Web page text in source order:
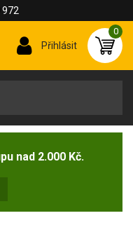
972
Přihlásit
0
nad 2.000 Kč.